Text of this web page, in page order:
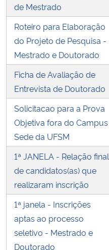
de Mestrado
Roteiro para Elaboração
do Projeto de Pesquisa -
Mestrado e Doutorado
Ficha de Avaliação de
Entrevista de Doutorado
Solicitacao para a Prova
Objetiva fora do Campus
Sede da UFSM
1ª JANELA - Relação final
de candidatos(as) que
realizaram inscrição
1ª janela - Inscrições
aptas ao processo
seletivo - Mestrado e
Doutorado